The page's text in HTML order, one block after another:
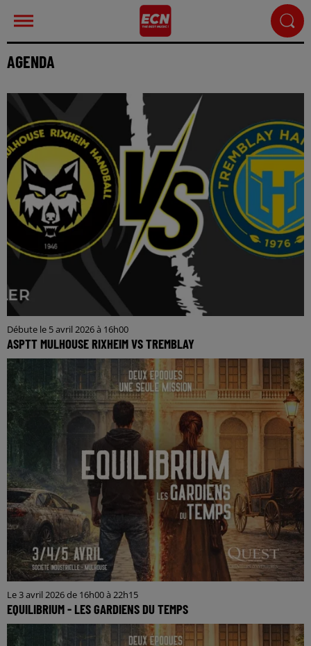
AGENDA
Débute le 5 avril 2026 à 16h00
ASPTT MULHOUSE RIXHEIM VS TREMBLAY
Le 3 avril 2026 de 16h00 à 22h15
EQUILIBRIUM - LES GARDIENS DU TEMPS